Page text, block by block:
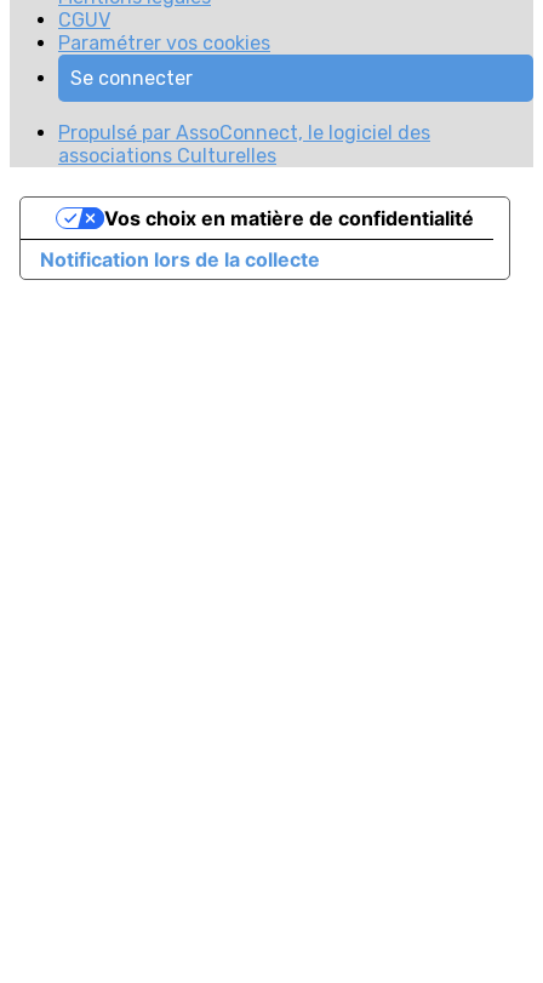
CGUV
Paramétrer vos cookies
Se connecter
Propulsé par AssoConnect, le logiciel des
associations Culturelles
Notification lors de la collecte
Vos choix en matière de confidentialité